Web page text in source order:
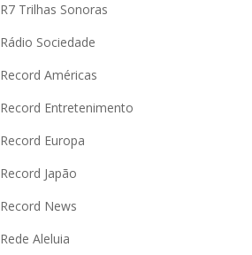
R7 Trilhas Sonoras
Rádio Sociedade
Record Américas
Record Entretenimento
Record Europa
Record Japão
Record News
Rede Aleluia